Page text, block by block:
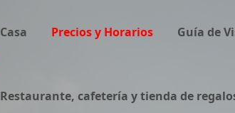
Casa Precios y Horarios Guía de
Restaurante, cafetería y tienda de